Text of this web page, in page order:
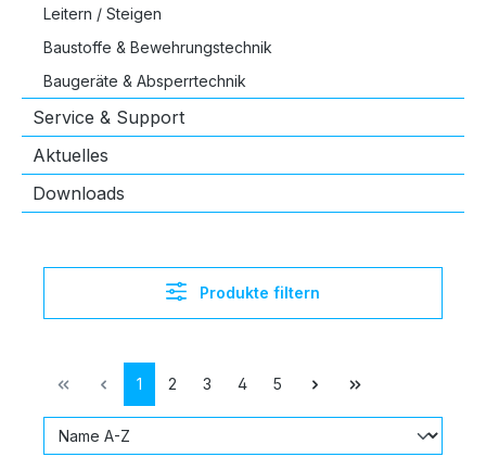
Leitern / Steigen
Baustoffe & Bewehrungstechnik
Baugeräte & Absperrtechnik
Service & Support
Aktuelles
Downloads
Produkte filtern
Seite
1 Seite
2 Seite
3 Seite
4 Seite
5